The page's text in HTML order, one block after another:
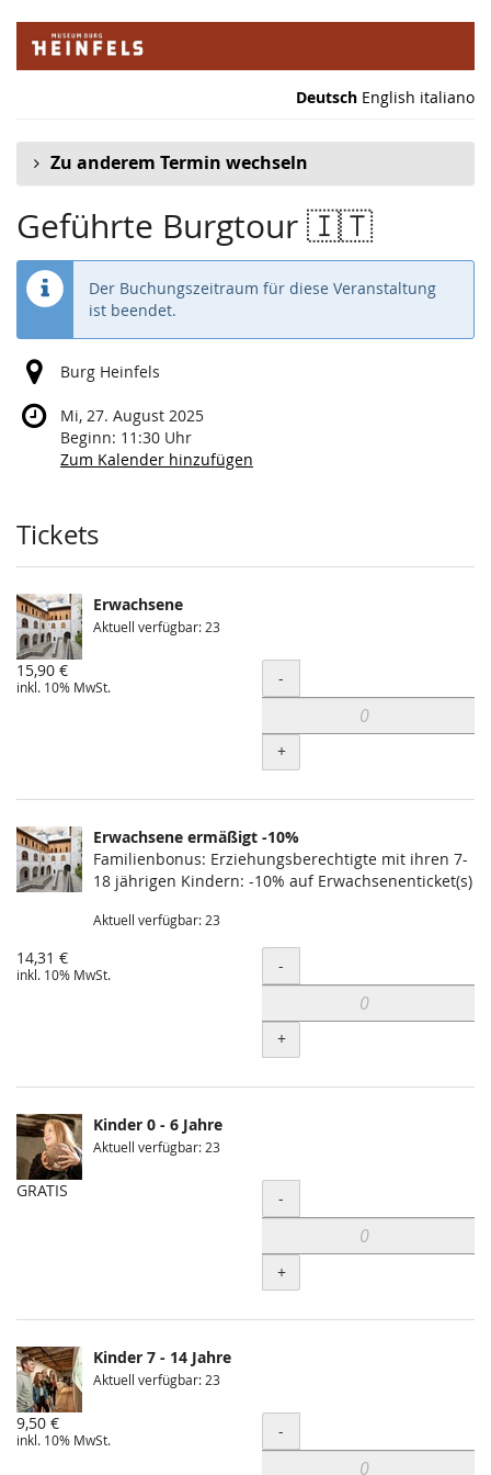
Zum
Haupt-
Deutsch English italiano
Zu anderem Termin wechseln
Geführte Burgtour 🇮🇹
Der Buchungszeitraum für diese Veranstaltung
ist beendet.
Burg Heinfels
Mi, 27. August 2025
Beginn: 11:30 Uhr
Zum Kalender hinzufügen
Produkte
Tickets
Erwachsene
Aktuell verfügbar: 23
15,90 €
inkl. 10% MwSt. Menge
-
+
Erwachsene ermäßigt -10%
Familienbonus: Erziehungsberechtigte mit ihren 7-
18 jährigen Kindern: -10% auf Erwachsenenticket(s)
Aktuell verfügbar: 23
14,31 €
inkl. 10% MwSt. Menge
-
+
Kinder 0 - 6 Jahre
Aktuell verfügbar: 23
GRATIS Menge
-
+
Kinder 7 - 14 Jahre
Aktuell verfügbar: 23
9,50 €
inkl. 10% MwSt. Menge
-